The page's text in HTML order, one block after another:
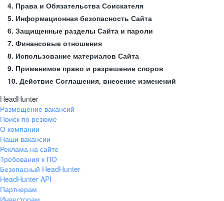
4. Права и Обязательства Соискателя
5. Информационная безопасность Сайта
6. Защищенные разделы Сайта и пароли
7. Финансовые отношения
8. Использование материалов Сайта
9. Применимое право и разрешение споров
10. Действие Соглашения, внесение изменений
HeadHunter
Размещение вакансий
Поиск по резюме
О компании
Наши вакансии
Реклама на сайте
Требования к ПО
Безопасный HeadHunter
HeadHunter API
Партнерам
Инвесторам